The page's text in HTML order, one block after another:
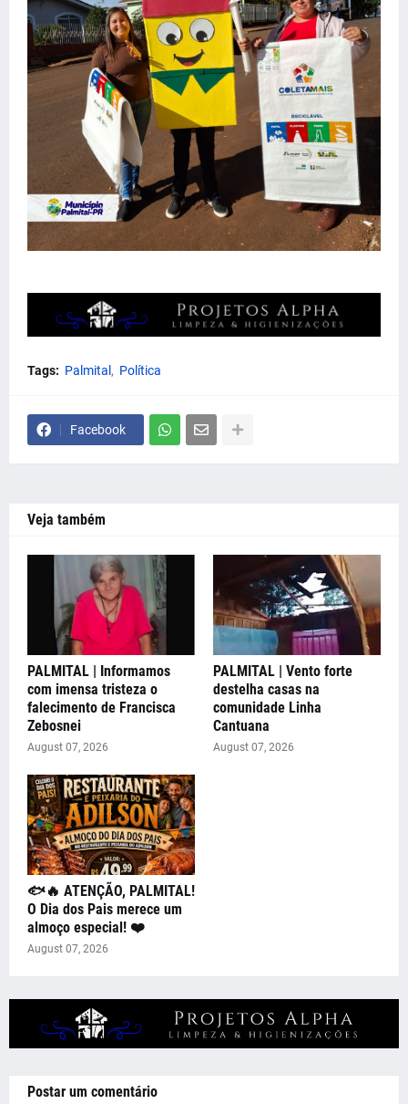
Tags: Palmital Política
Facebook
Veja também
PALMITAL | Informamos
com imensa tristeza o
falecimento de Francisca
Zebosnei
August 07, 2026
PALMITAL | Vento forte
destelha casas na
comunidade Linha
Cantuana
August 07, 2026
🐟🔥 ATENÇÃO, PALMITAL!
O Dia dos Pais merece um
almoço especial! ❤️
August 07, 2026
Postar um comentário